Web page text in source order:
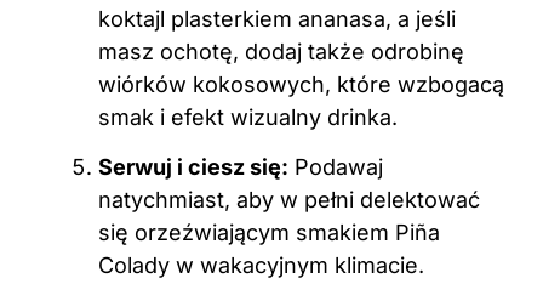
koktajl plasterkiem ananasa, a jeśli
masz ochotę, dodaj także odrobinę
wiórków kokosowych, które wzbogacą
smak i efekt wizualny drinka.
Serwuj i ciesz się: Podawaj
natychmiast, aby w pełni delektować
się orzeźwiającym smakiem Piña
Colady w wakacyjnym klimacie.